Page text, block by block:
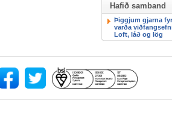
Hafið samband
Þiggjum gjarna
varða
Loft, láð og lög